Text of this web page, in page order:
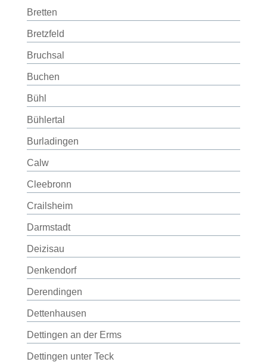
Bretten
Bretzfeld
Bruchsal
Buchen
Bühl
Bühlertal
Burladingen
Calw
Cleebronn
Crailsheim
Darmstadt
Deizisau
Denkendorf
Derendingen
Dettenhausen
Dettingen an der Erms
Dettingen unter Teck